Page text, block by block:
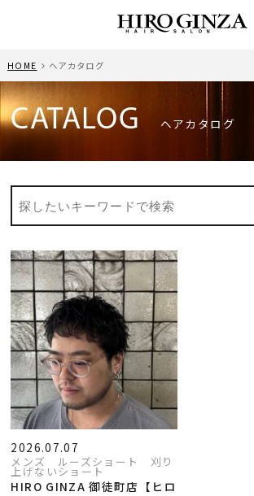
HOME ヘアカタログ
CATALOG ヘアカタログ
2026.07.07
メンズ ルーズショート 刈り
上げないショート
HIRO GINZA 御徒町店【ヒロ